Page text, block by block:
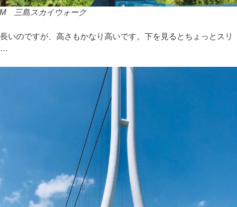
三島スカイウォーク
いのですが、高さもかなり高いです。下を見るとちょっとスリ
…